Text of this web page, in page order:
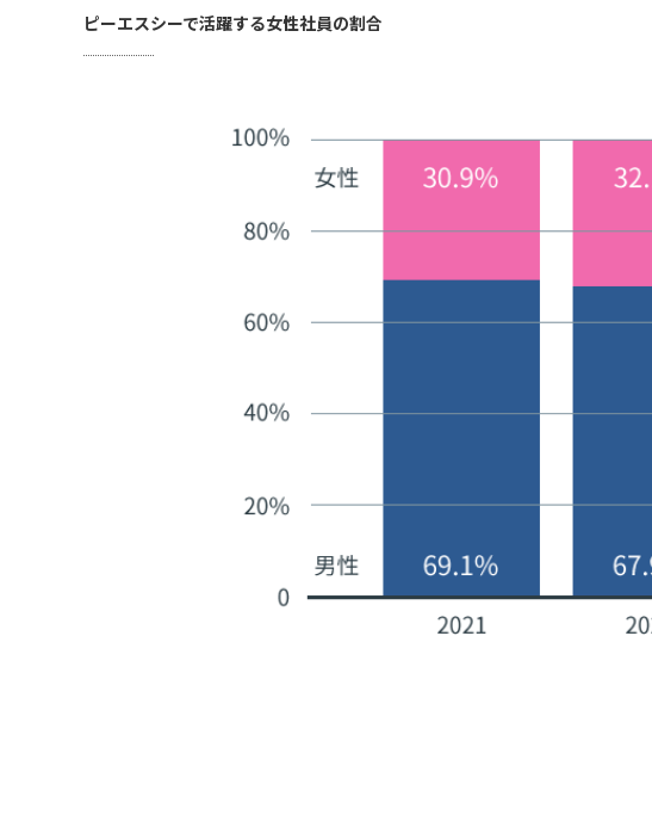
ピーエスシーで活躍する女性社員の割合